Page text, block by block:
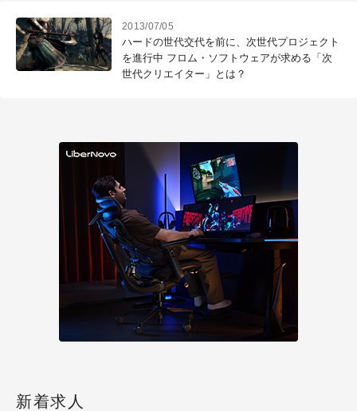
2013/07/05
ハードの世代交代を前に、次世代プロジェクト
を進行中 フロム・ソフトウェアが求める「次
世代クリエイター」とは？
新着求人